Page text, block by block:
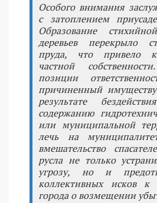
Особого внимания
с затоплением
Образование
деревьев перекрыло
пруда, что привело
частной
позиции
причиненный
результате
содержанию
или муниципальной
лечь на
вмешательство
русла не только
угрозу, но и
коллективных исков к
города о возмещении